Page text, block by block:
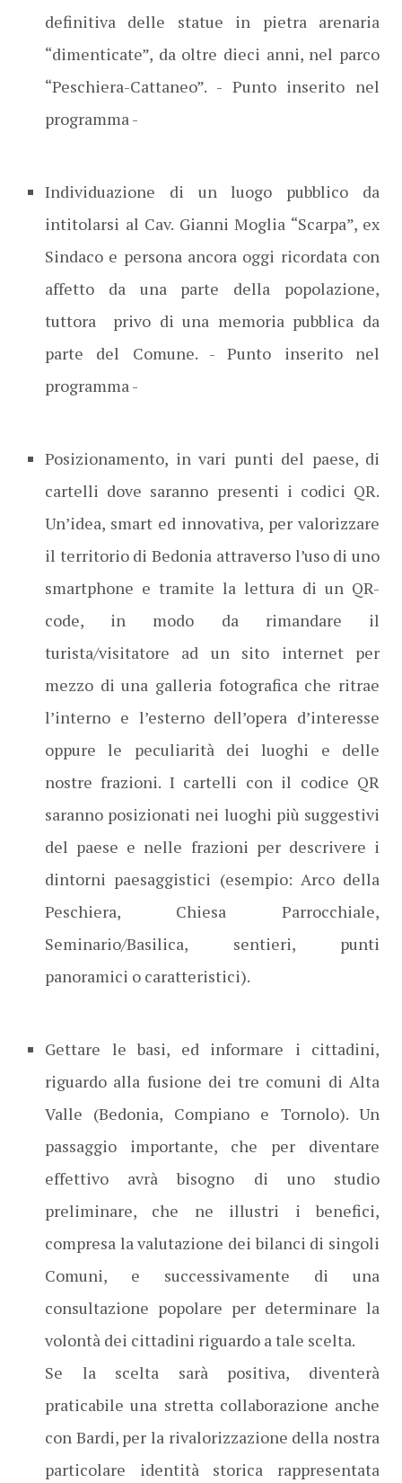
definitiva delle statue in pietra arenaria
“dimenticate”, da oltre dieci anni, nel parco
“Peschiera-Cattaneo”. - Punto inserito nel
programma -
Individuazione di un luogo pubblico da
intitolarsi al Cav. Gianni Moglia “Scarpa”, ex
Sindaco e persona ancora oggi ricordata con
affetto da una parte della popolazione,
tuttora privo di una memoria pubblica da
parte del Comune. - Punto inserito nel
programma -
Posizionamento, in vari punti del paese, di
cartelli dove saranno presenti i codici QR.
Un’idea, smart ed innovativa, per valorizzare
il territorio di Bedonia attraverso l’uso di uno
smartphone e tramite la lettura di un QR-
code, in modo da rimandare il
turista/visitatore ad un sito internet per
mezzo di una galleria fotografica che ritrae
l’interno e l’esterno dell’opera d’interesse
oppure le peculiarità dei luoghi e delle
nostre frazioni. I cartelli con il codice QR
saranno posizionati nei luoghi più suggestivi
del paese e nelle frazioni per descrivere i
dintorni paesaggistici (esempio: Arco della
Peschiera, Chiesa Parrocchiale,
Seminario/Basilica, sentieri, punti
panoramici o caratteristici).
Gettare le basi, ed informare i cittadini,
riguardo alla fusione dei tre comuni di Alta
Valle (Bedonia, Compiano e Tornolo). Un
passaggio importante, che per diventare
effettivo avrà bisogno di uno studio
preliminare, che ne illustri i benefici,
compresa la valutazione dei bilanci di singoli
Comuni, e successivamente di una
consultazione popolare per determinare la
volontà dei cittadini riguardo a tale scelta.
Se la scelta sarà positiva, diventerà
praticabile una stretta collaborazione anche
con Bardi, per la rivalorizzazione della nostra
particolare identità storica rappresentata